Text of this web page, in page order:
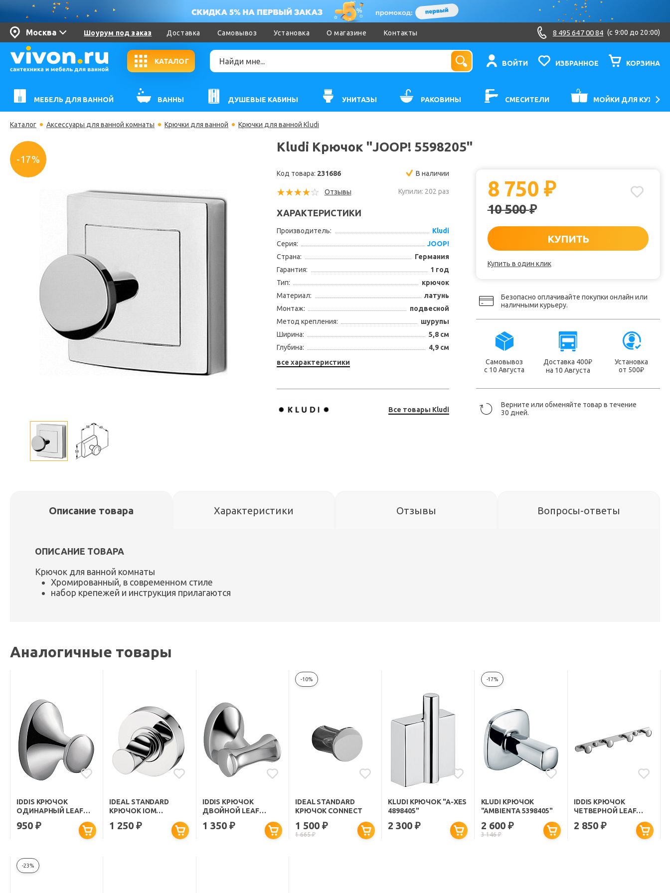
Москва Шоурум под заказ Доставка Самовывоз Установка О магазине Контакты 8 495 647 00 84 (c 9:00 до 20:00)
КАТАЛОГ ВОЙТИ ИЗБРАННОЕ КОРЗИНА
МЕБЕЛЬ ДЛЯ ВАННОЙ ВАННЫ ДУШЕВЫЕ КАБИНЫ УНИТАЗЫ РАКОВИНЫ СМЕСИТЕЛИ МОЙКИ ДЛЯ КУХНИ
Каталог Аксессуары для ванной комнаты Крючки для ванной Крючки для ванной Kludi
-17%
Kludi Крючок "JOOP! 5598205"
Код товара: 231686 В наличии
Отзывы Купили: 202 раз
ХАРАКТЕРИСТИКИ
Производитель:
Kludi
Серия:
JOOP!
Страна:
Германия
Гарантия:
1 год
Тип:
крючок
Материал:
латунь
Монтаж:
подвесной
Метод крепления:
шурупы
Ширина:
5,8 см
Глубина:
4,9 см
все характеристики
Все товары Kludi
8 750 ₽
10 500₽
КУПИТЬ
Купить в один клик
Безопасно оплачивайте покупки онлайн или
наличными курьеру.
Самовывоз
с 10 Августа
Доставка 400₽
на 10 Августа
Установка
от 500₽
Верните или обменяйте товар в течение
30 дней.
Описание товара Характеристики Отзывы Вопросы-ответы
ОПИСАНИЕ ТОВАРА
Крючок для ванной комнаты
Хромированный, в современном стиле
набор крепежей и инструкция прилагаются
Аналогичные товары
IDDIS КРЮЧОК
ОДИНАРНЫЙ LEAF
950₽
IDEAL STANDARD
КРЮЧОК IOM
1 250₽
IDDIS КРЮЧОК
ДВОЙНОЙ LEAF
1 350 ₽
-10%
IDEAL STANDARD
КРЮЧОК CONNECT
1 500 ₽
1 665₽
KLUDI КРЮЧОК "A-XES
4898405"
2 300₽
-17%
KLUDI КРЮЧОК
"AMBIENTA 5398405"
2 600 ₽
3 146₽
IDDIS КРЮЧОК
ЧЕТВЕРНОЙ LEAF
2 850 ₽
-23%